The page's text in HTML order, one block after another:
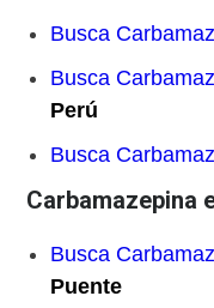
Busca
Busca
Perú
Busca
Carbamazepina
Busca
Puente